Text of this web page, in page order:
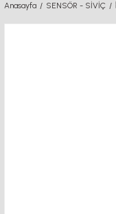
Anasayfa SENSÖR - SİVİÇ